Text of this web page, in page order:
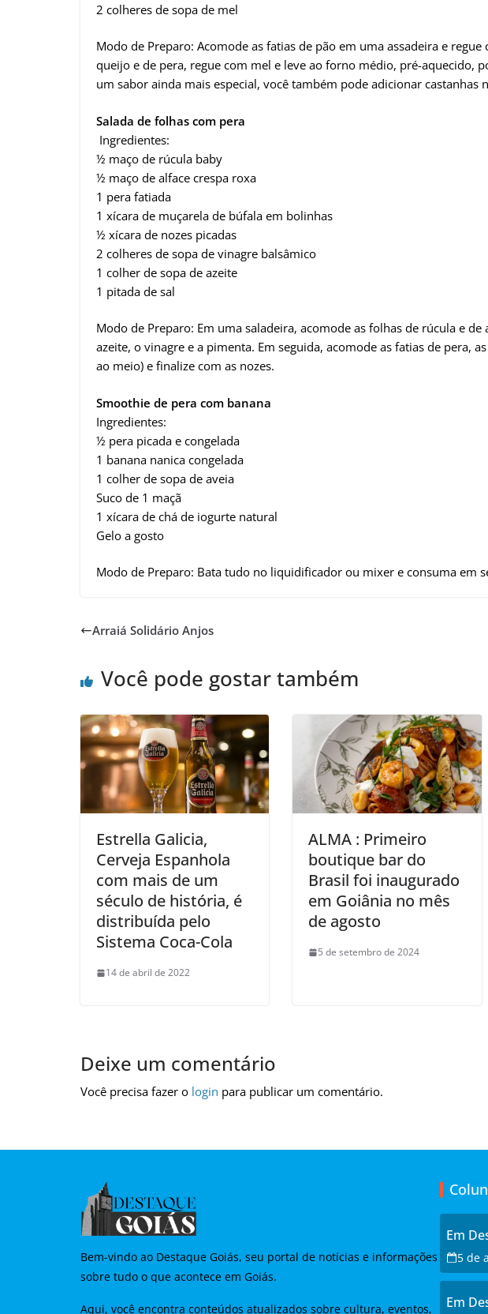
2 colheres de sopa de mel
Modo de Preparo: Acomode as fatias de pão em uma assadeira e regue
queijo e de pera, regue com mel e leve ao forno médio, pré-aquecido,
um sabor ainda mais especial, você também pode adicionar castanhas
Salada de folhas com pera
Ingredientes:
½ maço de rúcula baby
½ maço de alface crespa roxa
1 pera fatiada
1 xícara de muçarela de búfala em bolinhas
½ xícara de nozes picadas
2 colheres de sopa de vinagre balsâmico
1 colher de sopa de azeite
1 pitada de sal
Modo de Preparo: Em uma saladeira, acomode as folhas de rúcula e
azeite, o vinagre e a pimenta. Em seguida, acomode as fatias de pera,
ao meio) e finalize com as nozes.
Smoothie de pera com banana
Ingredientes:
½ pera picada e congelada
1 banana nanica congelada
1 colher de sopa de aveia
Suco de 1 maçã
1 xícara de chá de iogurte natural
Gelo a gosto
Modo de Preparo: Bata tudo no liquidificador ou mixer e consuma em
Arraiá Solidário Anjos
Você pode gostar também
Estrella Galicia,
Cerveja Espanhola
com mais de um
século de história, é
distribuída pelo
Sistema Coca-Cola
14 de abril de 2022
ALMA : Primeiro
boutique bar do
Brasil foi inaugurado
em Goiânia no mês
de agosto
5 de setembro de 2024
Deixe um comentário
Você precisa fazer o login para publicar um comentário.
Bem-vindo ao Destaque Goiás, seu portal de notícias e informações
sobre tudo o que acontece em Goiás.
Aqui, você encontra conteúdos atualizados sobre cultura, eventos,
Em
5 de
Em